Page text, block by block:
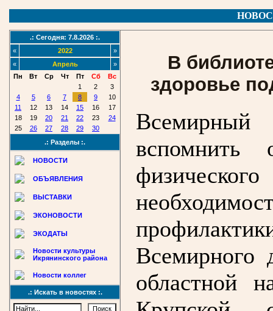
.: Сегодня: 7.8.2026 :.
«
2022
»
«
Апрель
»
Пн
Вт Ср Чт Пт Сб
Вс
1
2
3
4
5 6 7 8 9
10
11
12 13 14 15 16
17
18
19 20 21 22 23
24
25
26 27 28 29
30
.: Разделы :.
НОВОСТИ
ОБЪЯВЛЕНИЯ
ВЫСТАВКИ
ЭКОНОВОСТИ
ЭКОДАТЫ
Новости культуры
Икрянинского района
Новости коллег
.: Искать в новостях :.
В
здоровье
Всемирный
Всемирного
областной